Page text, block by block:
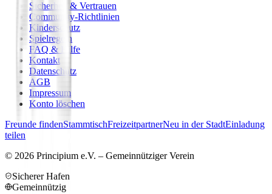
Sicherheit & Vertrauen
Community-Richtlinien
Kinderschutz
Spielregeln
FAQ & Hilfe
Kontakt
Datenschutz
AGB
Impressum
Konto löschen
Freunde findenStammtischFreizeitpartnerNeu in der StadtEinladung
teilen
© 2026 Principium e.V. – Gemeinnütziger Verein
Sicherer Hafen
Gemeinnützig